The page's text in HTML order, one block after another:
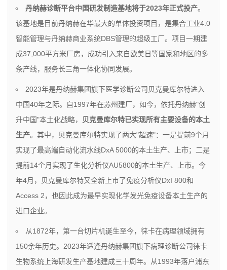
丹纳赫诊断平台中国研发制造基地将于2023年正式投产。
该基地是目前丹纳赫在华最大的单体投资项目，是集合工业4.0
智能管理与丹纳赫商业系统DBS管理的超级工厂。项目一期建
成37,000平方米厂房，成功引入来自欧美日等国家和地区的多
条产线，服务长三角一体化协同发展。
2023年是丹纳赫集团旗下医学诊断公司贝克曼库尔特进入
中国40年之际。自1997年在苏州建厂，如今，依托丹纳赫"创
升中国"本土化战略，
贝克曼库尔特已实现所有主要设备的本土
生产。其中，贝克曼库尔特实现了两大"超速"：一是提前9个月
实现了最高端自动化流水线DxA 5000的本土生产、上市；二是
提前14个月实现了生化分析仪AU5800的本土生产、上市。今
年4月，贝克曼库尔特又全新上市了免疫分析仪DxI 800和
Access 2，也因此成为最早实现化学发光免疫设备本土生产的
进口企业。
从1872年，第一台切片机诞生至今，徕卡在病理领域拥有
150余年历史。2023年适逢丹纳赫集团旗下病理诊断公司徕卡
生物系统上海研发生产基地建成三十周年。从1993年落户浦东